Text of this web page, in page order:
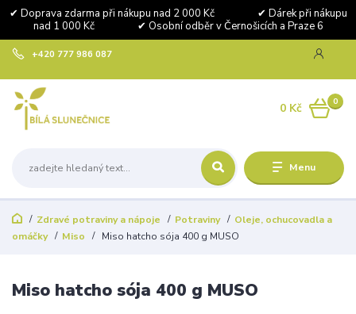
✔ Doprava zdarma při nákupu nad 2 000 Kč ✔ Dárek při nákupu
nad 1 000 Kč ✔ Osobní odběr v Černošicích a Praze 6
Menu
+420 777 986 087
0
0 Kč
Zdravé potraviny a nápoje Potraviny
Oleje, ochucovadla a
omáčky
Miso Miso hatcho sója 400 g MUSO
Miso hatcho sója 400 g MUSO